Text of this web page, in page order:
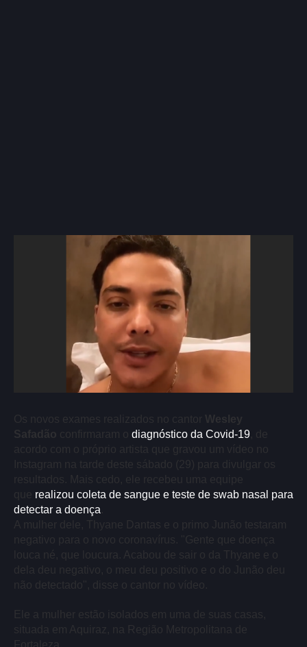
Os novos exames realizados no cantor
Wesley
Safadão
diagnóstico da Covid-19 , de
acordo com o próprio artista que gravou um vídeo no
Instagram na tarde deste sábado (29) para divulgar os
resultados. Mais cedo, ele recebeu uma equipe
que
realizou coleta de sangue e teste de swab nasal para
detectar a doença
A mulher dele, Thyane Dantas e o primo Junão testaram
negativo para o novo coronavírus. "Gente que doença
louca né, que loucura. Acabou de sair o da Thyane e o
dela deu negativo, o meu deu positivo e o do Junão deu
não detectado", disse o cantor no vídeo.
Ele a mulher estão isolados em uma de suas casas,
situada em Aquiraz, na Região Metropolitana de
Fortaleza.